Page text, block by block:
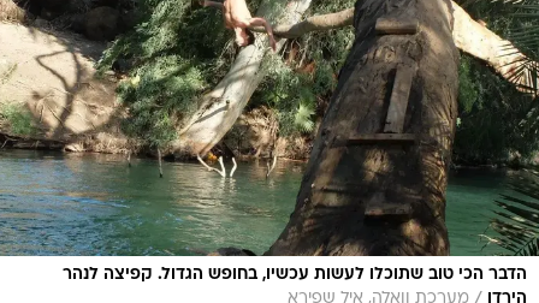
הדבר הכי טוב שתוכלו לעשות עכשיו, בחופש הגדול. קפיצה לנהר
הירדן
מערכת וואלה, איל שפירא